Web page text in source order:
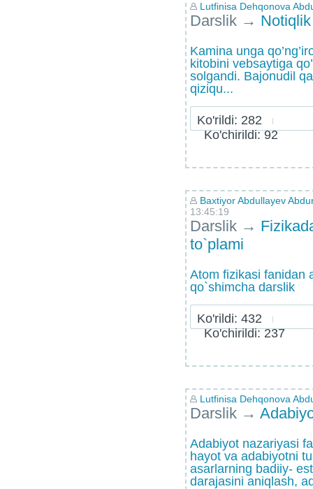
Lutfinisa Dehqonova
Darslik →
Kamina unga
kitobini vebsaytiga
solgandi. Bajonudil
qiziqu...
Ko'rildi: 282
Ko'chirildi: 92
Baxtiyor Abdullayev
13:45:19
Darslik →
to`plami
Atom fizikasi fanidan
qo`shimcha darslik
Ko'rildi: 432
Ko'chirildi: 237
Lutfinisa Dehqonova
Darslik →
Adabiyot nazariyasi
hayot va adabiyotni
asarlarning badiiy-
darajasini aniqlash,